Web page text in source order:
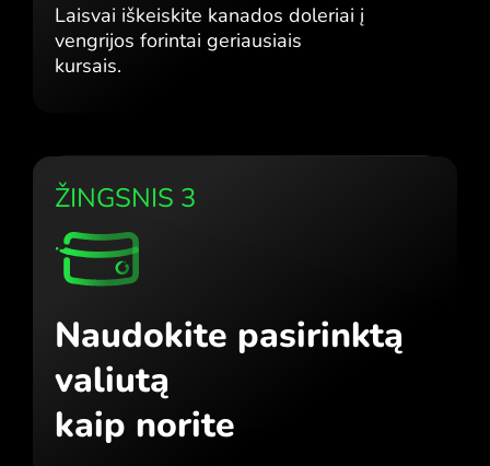
Laisvai iškeiskite kanados doleriai į
vengrijos forintai geriausiais
kursais.
ŽINGSNIS 3
Naudokite pasirinktą
valiutą
kaip norite